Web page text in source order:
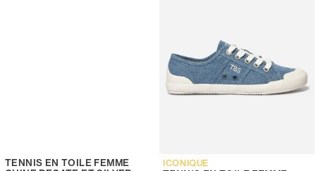
TENNIS EN TOILE FEMME
ICONIQUE